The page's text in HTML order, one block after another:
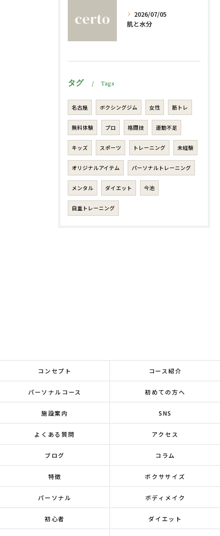
2026/07/05
肌と水分
タグ Tags
名古屋 ボクシングジム 女性 筋トレ
無料体験 プロ 格闘技 運動不足
キッズ スポーツ トレーニング 未経験
オリジナルアイテム パーソナルトレーニング
メンタル ダイエット 今池
自重トレーニング
コンセプト コース紹介
パーソナルコース 初めての方へ
施設案内 SNS
よくある質問 アクセス
ブログ コラム
特徴 ボクササイズ
パーソナル ボディメイク
初心者 ダイエット